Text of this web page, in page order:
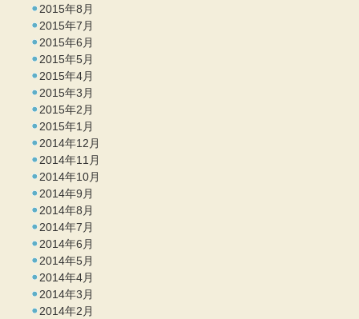
2015年8月
2015年7月
2015年6月
2015年5月
2015年4月
2015年3月
2015年2月
2015年1月
2014年12月
2014年11月
2014年10月
2014年9月
2014年8月
2014年7月
2014年6月
2014年5月
2014年4月
2014年3月
2014年2月